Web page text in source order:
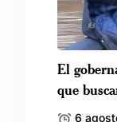
El
que
6